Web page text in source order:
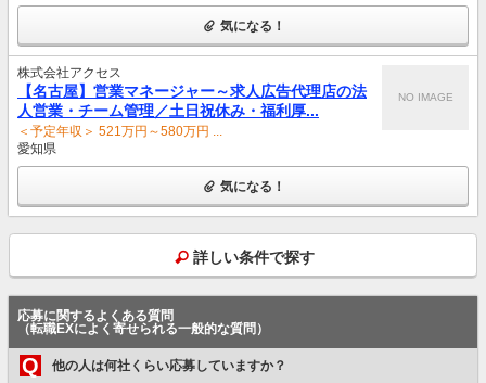
気になる！
株式会社アクセス
【名古屋】営業マネージャー～求人広告代理店の法
人営業・チーム管理／土日祝休み・福利厚...
＜予定年収＞ 521万円～580万円 ...
愛知県
NO IMAGE
気になる！
詳しい条件で探す
応募に関するよくある質問
（転職EXによく寄せられる一般的な質問）
Q 他の人は何社くらい応募していますか？